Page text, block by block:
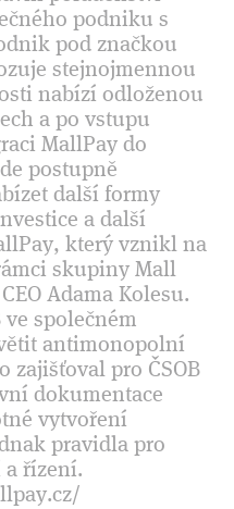
podniku s
pod značkou
stejnojmennou
nabízí odloženou
a po vstupu
MallPay do
postupně
další formy
a další
který vznikl na
skupiny Mall
Adama Kolesu.
ve společném
antimonopolní
zajišťoval pro ČSOB
dokumentace
vytvoření
pravidla pro
řízení.